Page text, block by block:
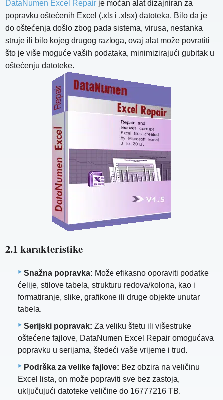
DataNumen Excel Repair je moćan alat dizajniran za
popravku oštećenih Excel (.xls i .xlsx) datoteka. Bilo da je
do oštećenja došlo zbog pada sistema, virusa, nestanka
struje ili bilo kojeg drugog razloga, ovaj alat može povratiti
što je više moguće vaših podataka, minimizirajući gubitak u
oštećenju datoteke.
2.1 karakteristike
Snažna popravka: Može efikasno oporaviti podatke
ćelije, stilove tabela, strukturu redova/kolona, ​​kao i
formatiranje, slike, grafikone ili druge objekte unutar
tabela.
Serijski popravak: Za veliku štetu ili višestruke
oštećene fajlove, DataNumen Excel Repair omogućava
popravku u serijama, štedeći vaše vrijeme i trud.
Podrška za velike fajlove: Bez obzira na veličinu
Excel lista, on može popraviti sve bez zastoja,
uključujući datoteke veličine do 16777216 TB.